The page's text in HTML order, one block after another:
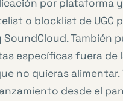
por plataforma
o blocklist de UGC
SoundCloud. También
específicas fuera de
no quieras alimentar.
desde el